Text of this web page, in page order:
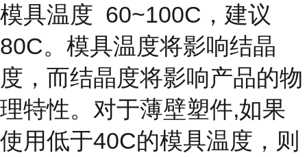
模具温度 60~100C，建议
80C。模具温度将影响结晶
度，而结晶度将影响产品的物
理特性。对于薄壁塑件,如果
使用低于40C的模具温度，则